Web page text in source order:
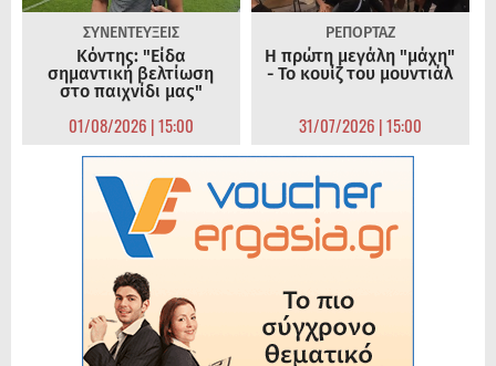
ΣΥΝΕΝΤΕΥΞΕΙΣ
Κόντης: "Είδα
σημαντική βελτίωση
στο παιχνίδι μας"
01/08/2026 | 15:00
ΡΕΠΟΡΤΑΖ
Η πρώτη μεγάλη "μάχη"
- Το κουίζ του μουντιάλ
31/07/2026 | 15:00